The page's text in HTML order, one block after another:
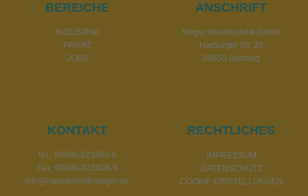
BEREICHE
INDUSTRIE
PRIVAT
JOBS
ANSCHRIFT
Steger Haustechnik GmbH
Harburger Str. 35
86655 Harburg
KONTAKT
Tel.: 09080.923808-0
Fax: 09080.923808-9
info@haustechnik-steger.de
RECHTLICHES
IMPRESSUM
DATENSCHUTZ
COOKIE-EINSTELLUNGEN